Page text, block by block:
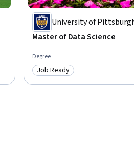
University of
Master of Data Science
Degree
Category: Job Ready
Job Ready